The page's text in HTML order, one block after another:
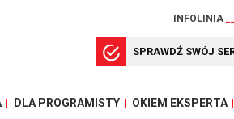
INFOLINIA
SPRAWDŹ SWÓJ
DLA PROGRAMISTY OKIEM EKSPERTA